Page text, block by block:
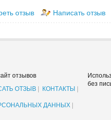
отзыв Написать отзыв
отзывов
ОТЗЫВ КОНТАКТЫ
ДАННЫХ
без